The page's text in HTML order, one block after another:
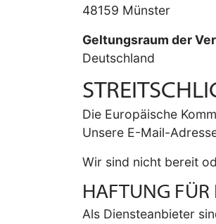
48159 Münster
Geltungsraum der
Deutschland
Die Europäische
Unsere E-Mail-
Wir sind nicht bereit
HAFTUNG FÜR
Als Diensteanbieter